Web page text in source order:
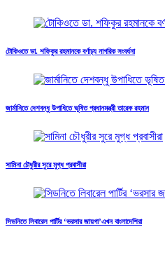
টোকিওতে ডা. শফিকুর রহমানকে বর্ণাঢ্য নাগরিক সংবর্ধনা
জার্মানিতে দেশবন্ধু উপাধিতে ভূষিত প্রধানমন্ত্রী তারেক রহমান
সামিনা চৌধুরীর সুরে মুগ্ধ প্রবাসীরা
সিডনিতে লিবারেল পার্টির ‘ভরসার জায়গা’এখন বাংলাদেশিরা